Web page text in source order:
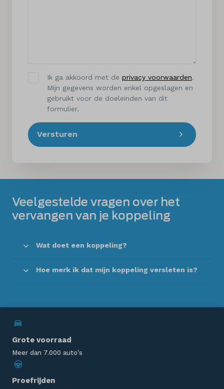
Ik ga akkoord met de privacy voorwaarden.
Mijn gegevens worden enkel opgeslagen en
gebruikt voor de doeleinden van dit
formulier.
Versturen
Veelgestelde vragen over het
vervangen van je koppeling
Wat doet een koppeling?
Hoe merk ik dat mijn koppeling versleten is?
Grote voorraad
Meer dan 7.000 auto's
Proefrijden